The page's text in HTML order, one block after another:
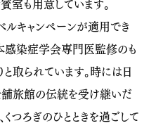
ルキャンペーンが適用でき
感染症学会専門医監修のも
取られています。時には日
旅館の伝統を受け継いだ
つろぎのひとときを過ごして